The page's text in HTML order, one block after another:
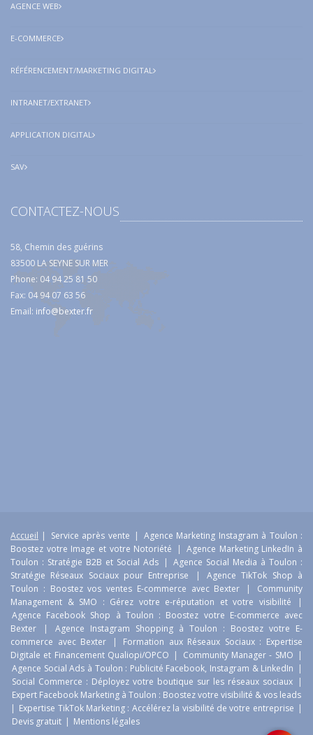
AGENCE WEB
E-COMMERCE
RÉFÉRENCEMENT/MARKETING DIGITAL
INTRANET/EXTRANET
APPLICATION DIGITAL
SAV
CONTACTEZ-NOUS
58, Chemin des guérins
83500 LA SEYNE SUR MER
Phone: 04 94 25 81 50
Fax: 04 94 07 63 56
Email: info@bexter.fr
Accueil | Service après vente | Agence Marketing Instagram à Toulon :
Boostez votre Image et votre Notoriété
| Agence Marketing LinkedIn à
Toulon : Stratégie B2B et Social Ads | Agence Social Media à Toulon :
Stratégie Réseaux Sociaux pour Entreprise
|
Agence TikTok Shop à
Toulon : Boostez vos ventes E-commerce avec Bexter
|
Community
Management & SMO : Gérez votre e-réputation et votre visibilité
|
Agence Facebook Shop à Toulon : Boostez votre E-commerce avec
Bexter
|
Agence Instagram Shopping à Toulon : Boostez votre E-
commerce avec Bexter
|
Formation aux Réseaux Sociaux : Expertise
Digitale et Financement Qualiopi/OPCO | Community Manager - SMO |
Agence Social Ads à Toulon : Publicité Facebook, Instagram & LinkedIn |
Social Commerce : Déployez votre boutique sur les réseaux sociaux |
Expert Facebook Marketing à Toulon : Boostez votre visibilité & vos leads
| Expertise TikTok Marketing : Accélérez la visibilité de votre entreprise |
Devis gratuit | Mentions légales